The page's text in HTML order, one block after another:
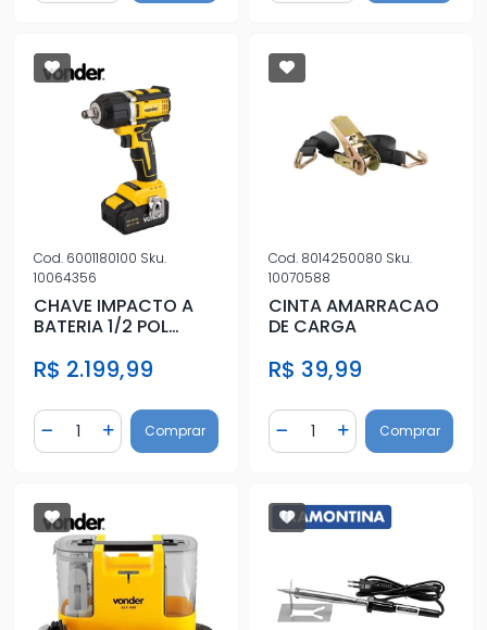
Cod. 6001180100 Sku.
10064356
CHAVE IMPACTO A
BATERIA 1/2 POL
R$ 2.199,99
Diminuir Quantidade
Quantidade
Adicionar Quantidade
Comprar
Cod. 8014250080 Sku.
10070588
CINTA AMARRACAO
DE CARGA
R$ 39,99
Diminuir Quantidade
Quantidade
AdicionarComprar